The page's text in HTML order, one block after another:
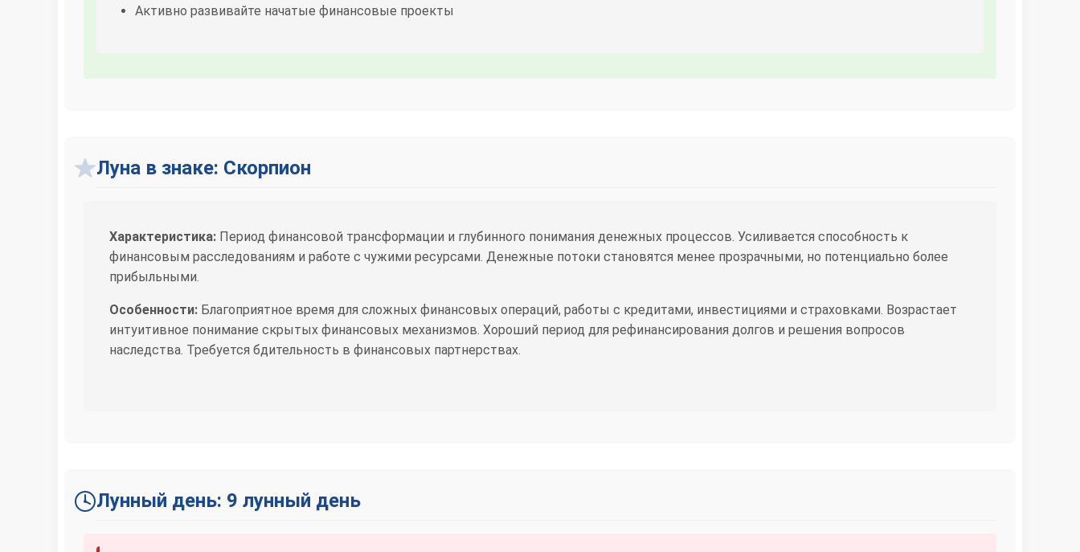
Активно развивайте начатые финансовые проекты
Луна в знаке: Скорпион
Характеристика: Период финансовой трансформации и глубинного понимания денежных процессов. Усиливается способность к
финансовым расследованиям и работе с чужими ресурсами. Денежные потоки становятся менее прозрачными, но потенциально более
прибыльными.
Особенности: Благоприятное время для сложных финансовых операций, работы с кредитами, инвестициями и страховками. Возрастает
интуитивное понимание скрытых финансовых механизмов. Хороший период для рефинансирования долгов и решения вопросов
наследства. Требуется бдительность в финансовых партнерствах.
Лунный день: 9 лунный день